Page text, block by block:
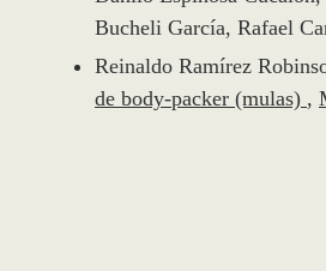
Bucheli García, Rafael
Reinaldo Ramírez
de body-packer (mulas) ,